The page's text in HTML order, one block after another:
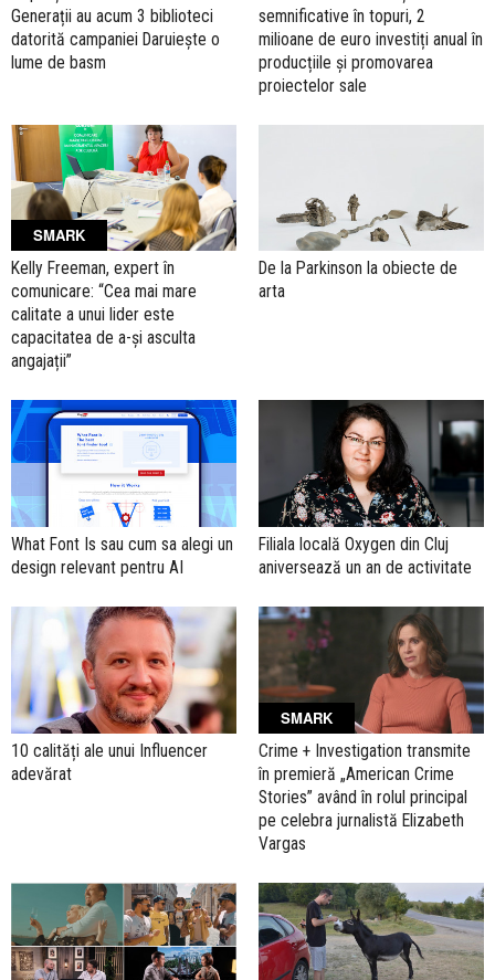
Generații au acum 3 biblioteci
datorită campaniei Daruiește o
lume de basm
semnificative în topuri, 2
milioane de euro investiți anual în
producțiile și promovarea
proiectelor sale
SMARK
Kelly Freeman, expert în
comunicare: “Cea mai mare
calitate a unui lider este
capacitatea de a-și asculta
angajații”
De la Parkinson la obiecte de
arta
What Font Is sau cum sa alegi un
design relevant pentru AI
Filiala locală Oxygen din Cluj
aniversează un an de activitate
10 calități ale unui Influencer
adevărat
SMARK
Crime + Investigation transmite
în premieră „American Crime
Stories” având în rolul principal
pe celebra jurnalistă Elizabeth
Vargas